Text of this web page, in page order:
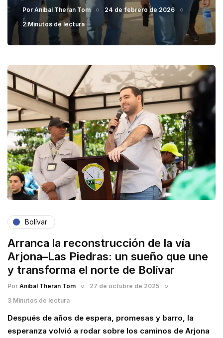
Por Anibal Theran Tom
24 de febrero de 2026
2 Minutos de lectura
Bolívar
Arranca la reconstrucción de la vía
Arjona–Las Piedras: un sueño que une
y transforma el norte de Bolívar
Por Anibal Theran Tom
27 de octubre de 2025
3 Minutos de lectura
Después de años de espera, promesas y barro, la
esperanza volvió a rodar sobre los caminos de Arjona